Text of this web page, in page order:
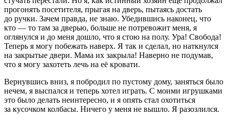
прогонять посетителя, прыгая на дверь, пытаясь достать
до ручки. Зачем правда, не знаю. Убедившись наконец, что
кто — то там за дверью, больше не потревожит меня, я
оглянулся и до меня дошло, что я стою на полу. Ура! Свобода!
Теперь я могу побежать наверх. Я так и сделал, но наткнулся
на закрытые двери. Мама их закрыла! Наверно не подумав,
что я могу захотеть лечь на её кровати.
Вернувшись вниз, я побродил по пустому дому, заняться было
нечем, я выспался и теперь хотел играть. С моими игрушками
это было делать неинтересно, и я опять стал охотиться
за кусочком колбасы. Ничего у меня не вышло. Я разозлился.